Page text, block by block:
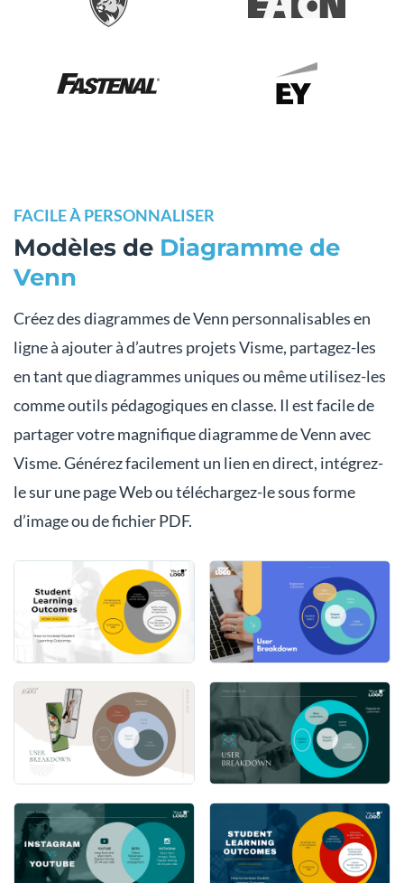
FACILE À PERSONNALISER
Modèles de Diagramme de
Venn
Créez des diagrammes de Venn personnalisables en
ligne à ajouter à d’autres projets Visme, partagez-les
en tant que diagrammes uniques ou même utilisez-les
comme outils pédagogiques en classe. Il est facile de
partager votre magnifique diagramme de Venn avec
Visme. Générez facilement un lien en direct, intégrez-
le sur une page Web ou téléchargez-le sous forme
d’image ou de fichier PDF.